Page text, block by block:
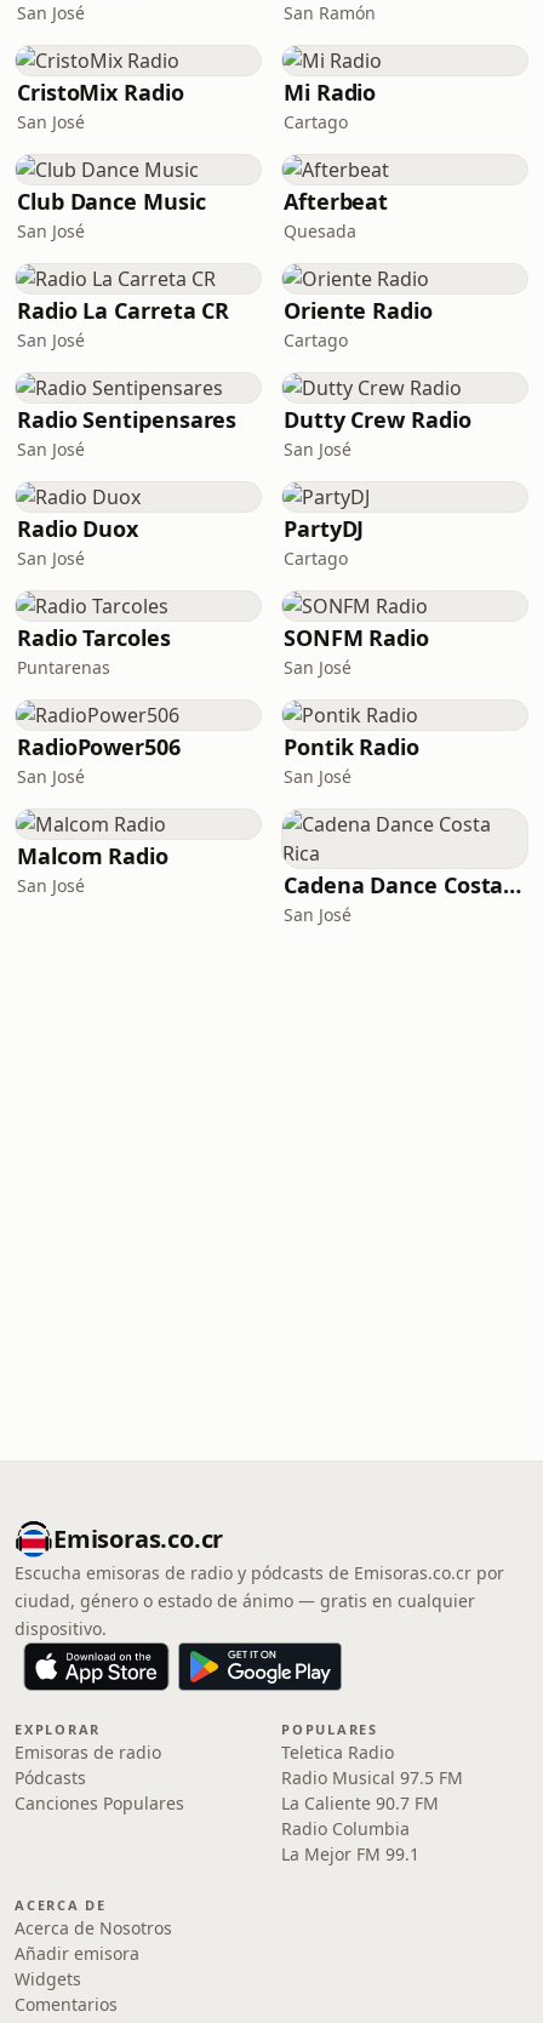
San José San Ramón
CristoMix Radio
San José
Mi Radio
Cartago
Club Dance Music
San José
Afterbeat
Quesada
Radio La Carreta CR
San José
Oriente Radio
Cartago
Radio Sentipensares
San José
Dutty Crew Radio
San José
Radio Duox
San José
PartyDJ
Cartago
Radio Tarcoles
Puntarenas
SONFM Radio
San José
RadioPower506
San José
Pontik Radio
San José
Malcom Radio
San José Cadena Dance Costa Rica
San José
Emisoras.co.cr
Escucha emisoras de radio y pódcasts de Emisoras.co.cr por
ciudad, género o estado de ánimo — gratis en cualquier
dispositivo.
EXPLORAR
Emisoras de radio
Pódcasts
Canciones Populares
POPULARES
Teletica Radio
Radio Musical 97.5 FM
La Caliente 90.7 FM
Radio Columbia
La Mejor FM 99.1
ACERCA DE
Acerca de Nosotros
Añadir emisora
Widgets
Comentarios